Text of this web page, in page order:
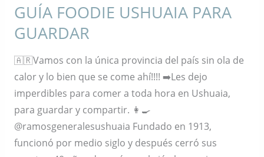
GUÍA FOODIE USHUAIA PARA
GUARDAR
🇦🇷Vamos con la única provincia del país sin ola de
calor y lo bien que se come ahí!!!! ➡️Les dejo
imperdibles para comer a toda hora en Ushuaia,
para guardar y compartir. 👩‍🍳
@ramosgeneralesushuaia Fundado en 1913,
funcionó por medio siglo y después cerró sus